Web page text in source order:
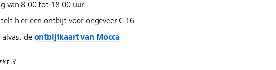
van 8.00 tot 18.00 uur
hier een ontbijt voor ongeveer € 16
alvast de ontbijtkaart van Mocca
3